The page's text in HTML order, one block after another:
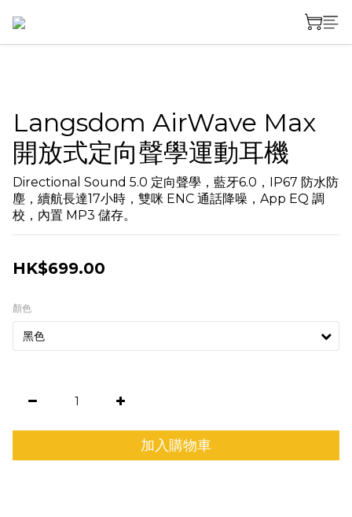
Langsdom AirWave Max
開放式定向聲學運動耳機
Directional Sound 5.0 定向聲學，藍牙6.0，IP67 防水防
塵，續航長達17小時，雙咪 ENC 通話降噪，App EQ 調
校，內置 MP3 儲存。
HK$699.00
顏色
加入購物車